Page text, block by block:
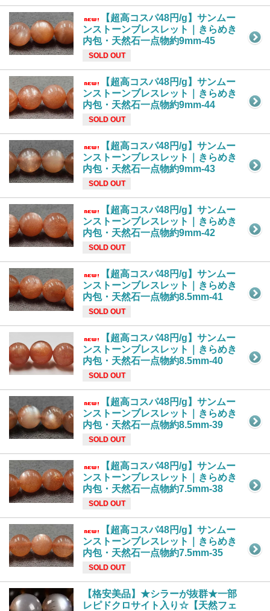
【超高コスパ48円/g】サンムー
ンストーンブレスレット｜きらめき
内包・天然石一点物約9mm-45
SOLD OUT
【超高コスパ48円/g】サンムー
ンストーンブレスレット｜きらめき
内包・天然石一点物約9mm-44
SOLD OUT
【超高コスパ48円/g】サンムー
ンストーンブレスレット｜きらめき
内包・天然石一点物約9mm-43
SOLD OUT
【超高コスパ48円/g】サンムー
ンストーンブレスレット｜きらめき
内包・天然石一点物約9mm-42
SOLD OUT
【超高コスパ48円/g】サンムー
ンストーンブレスレット｜きらめき
内包・天然石一点物約8.5mm-41
SOLD OUT
【超高コスパ48円/g】サンムー
ンストーンブレスレット｜きらめき
内包・天然石一点物約8.5mm-40
SOLD OUT
【超高コスパ48円/g】サンムー
ンストーンブレスレット｜きらめき
内包・天然石一点物約8.5mm-39
SOLD OUT
【超高コスパ48円/g】サンムー
ンストーンブレスレット｜きらめき
内包・天然石一点物約7.5mm-38
SOLD OUT
【超高コスパ48円/g】サンムー
ンストーンブレスレット｜きらめき
内包・天然石一点物約7.5mm-35
SOLD OUT
【格安美品】★シラーが抜群★一部
レピドクロサイト入り☆【天然フェ